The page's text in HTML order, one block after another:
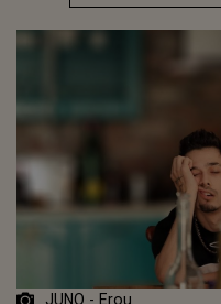
JUNO - Erou